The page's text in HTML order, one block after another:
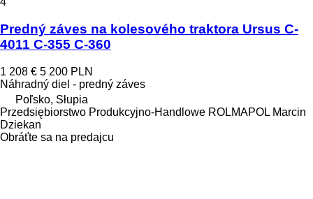
Predný záves na kolesového traktora Ursus C-
4011 C-355 C-360
1 208 € 5 200 PLN
Náhradný diel - predný záves
Poľsko, Słupia
Przedsiębiorstwo Produkcyjno-Handlowe ROLMAPOL Marcin
Dziekan
Obráťte sa na predajcu